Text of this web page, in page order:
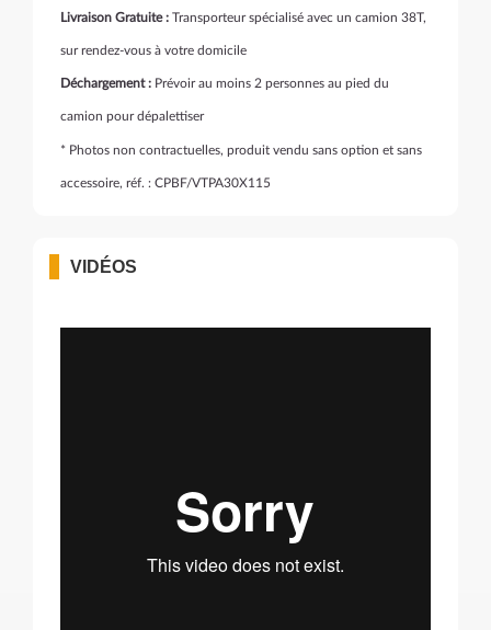
Livraison Gratuite : Transporteur spécialisé avec un camion 38T,
sur rendez-vous à votre domicile
Déchargement : Prévoir au moins 2 personnes au pied du
camion pour dépalettiser
* Photos non contractuelles, produit vendu sans option et sans
accessoire, réf. : CPBF/VTPA30X115
VIDÉOS